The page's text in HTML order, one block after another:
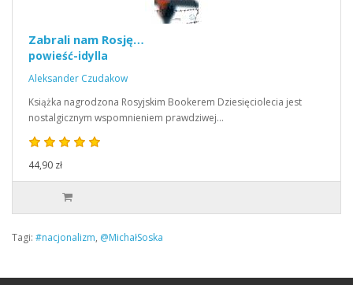
Zabrali nam Rosję…
powieść-idylla
Aleksander Czudakow
Książka nagrodzona Rosyjskim Bookerem Dziesięciolecia jest
nostalgicznym wspomnieniem prawdziwej…
44,90 zł
Tagi: #nacjonalizm, @MichałSoska